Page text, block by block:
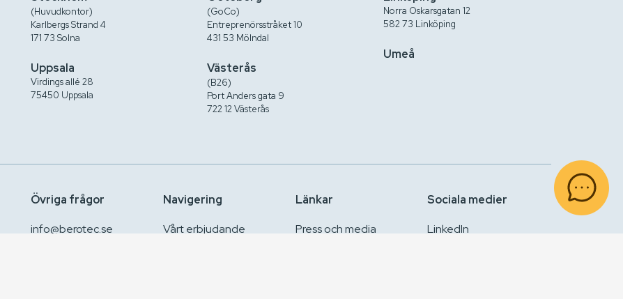
(Huvudkontor)
Karlbergs Strand 4
171 73 Solna
Uppsala
Virdings allé 28
75450 Uppsala
(GoCo)
Entreprenörsstråket 10
431 53 Mölndal
Västerås
(B26)
Port Anders gata 9
722 12 Västerås
Norra Oskarsgatan 12
582 73 Linköping
Umeå
Övriga frågor
info@berotec.se
Navigering
Vårt erbjudande
Länkar
Press och media
Sociala medier
LinkedIn